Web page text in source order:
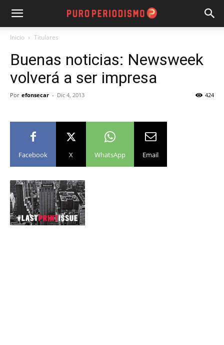
Inicio Titulares
Buenas noticias: Newsweek
volverá a ser impresa
Por efonsecar - Dic 4, 2013 424
Facebook X WhatsApp Email